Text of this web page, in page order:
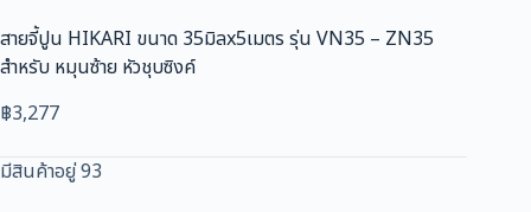
สายจี้ปูน HIKARI ขนาด 35มิลx5เมตร รุ่น VN35 – ZN35
สำหรับ หมุนซ้าย หัวชุบซิงค์
฿3,277
มีสินค้าอยู่ 93